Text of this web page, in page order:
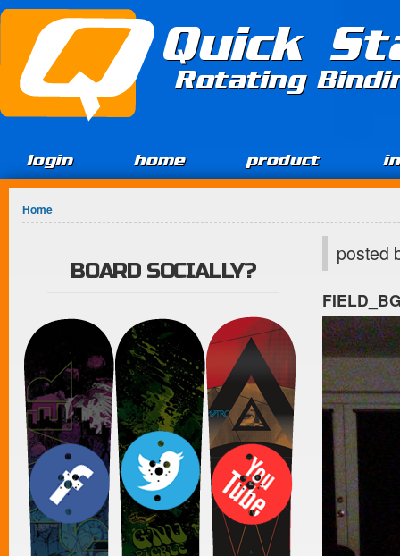
Jump to Content
Quick
Rotating
login home product
You are here
Home
posted
BOARD SOCIALLY?